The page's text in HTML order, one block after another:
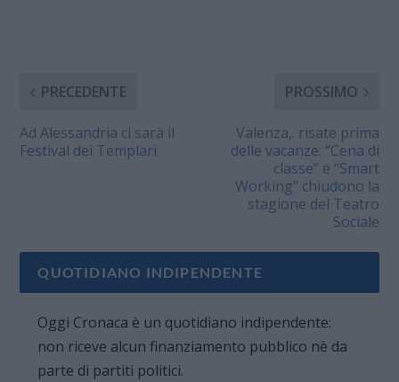
PRECEDENTE
Ad Alessandria ci sarà il
Festival dei Templari
PROSSIMO
Valenza,. risate prima
delle vacanze: “Cena di
classe” e “Smart
Working” chiudono la
stagione del Teatro
Sociale
QUOTIDIANO INDIPENDENTE
Oggi Cronaca è un quotidiano indipendente:
non riceve alcun finanziamento pubblico nè da
parte di partiti politici.